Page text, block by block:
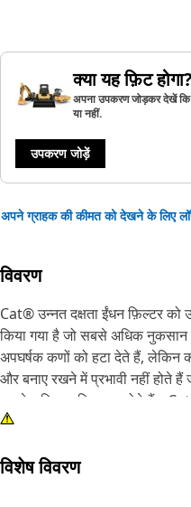
क्या यह फ़िट होगा?
अपना उपकरण जोड़कर देखें कि
या नहीं.
उपकरण जोड़ें
अपने ग्राहक की कीमत को देखने के लिए
विवरण
Cat® उन्नत दक्षता ईंधन फ़िल्टर को
किया गया है जो सबसे अधिक नुकसान पहुंचाते हैं।
अपघर्षक कणों को हटा देते हैं, लेकिन
और बनाए रखने में प्रभावी नहीं होते
सबसे अधिक हानिकारक होते हैं। Caterpillar परीक्षण यह साबित करता है कि
Cat® ईंधन फ़िल्टर बेहतर सुरक्षा
प्रत्येक Cat® मशीन वास्तविक Cat®
विशेष विवरण